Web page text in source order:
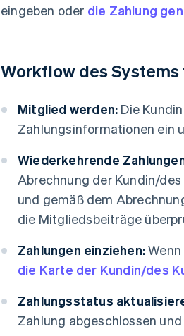
eingeben oder die Zahlung
Workflow des
Mitglied werden: Die
Zahlungsinformationen ein
Wiederkehrende
Abrechnung der Kundin/
und gemäß dem
die Mitgliedsbeiträge
Zahlungen einziehen:
die Karte der Kundin/des
Zahlungsstatus
Zahlung abgeschlossen